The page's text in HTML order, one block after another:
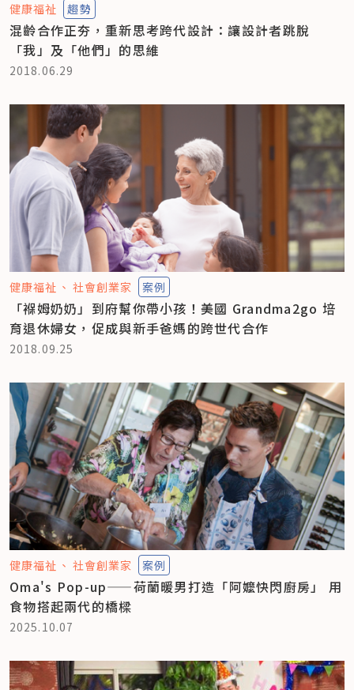
健康福祉 趨勢
混齡合作正夯，重新思考跨代設計：讓設計者跳脫
「我」及「他們」的思維
2018.06.29
健康福祉 社會創業家 案例
「褓姆奶奶」到府幫你帶小孩！美國 Grandma2go 培
育退休婦女，促成與新手爸媽的跨世代合作
2018.09.25
健康福祉 社會創業家 案例
Oma's Pop-up——荷蘭暖男打造「阿嬤快閃廚房」 用
食物搭起兩代的橋樑
2025.10.07